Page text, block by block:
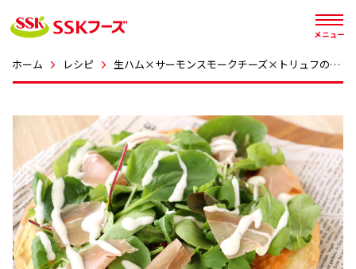
メニュー
ホーム レシピ 生ハム×サーモンスモークチーズ×トリュフのピザ